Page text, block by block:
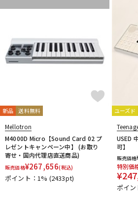
新品 送料無料
Mellotron
M4000D Micro【Sound Card 02 プ
レゼントキャンペーン中】 (お取り
寄せ・国内代理店直送商品)
販売価格¥267,656(税込)
ポイント：1% (2433pt)
ユーズド
USED
可】
販売価格
特別価
¥
ポイ